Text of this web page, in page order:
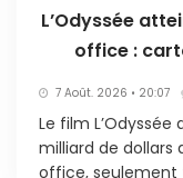
L’Odyssée
office :
7 Août. 2026 • 20:07
Le film L’Odyssée
milliard de
office, seulement